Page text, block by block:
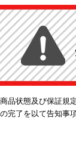
品状態及び保証規
完了を以て告知事